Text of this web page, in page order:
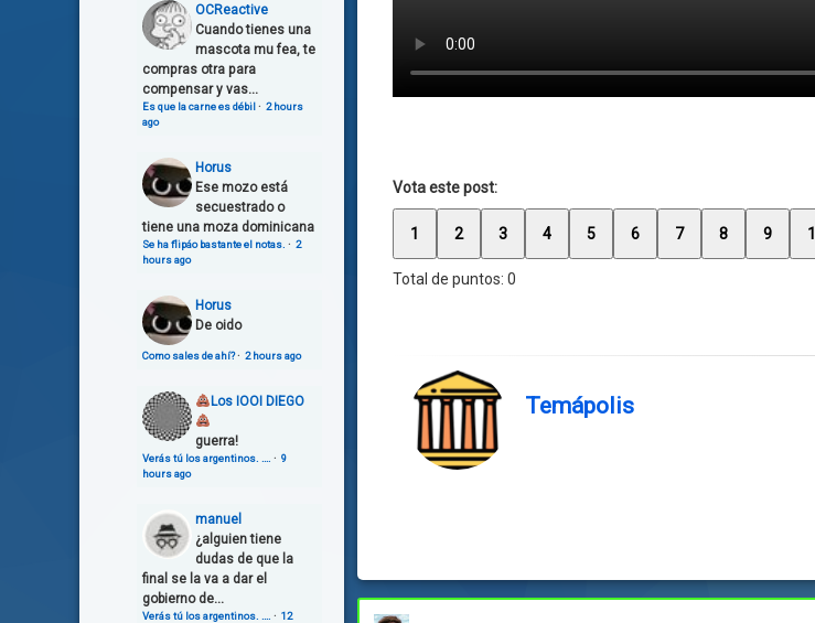
Vota este post:
1 2 3 4 5 6 7 8 9
Total de puntos: 0
Temápolis
OCReactive
Cuando tienes una
mascota mu fea, te
compras otra para
compensar y vas...
Es que la carne es débil· 2 hours
ago
Horus
Ese mozo está
secuestrado o
tiene una moza dominicana
Se ha flipáo bastante el notas. · 2
hours ago
Horus
De oido
Como sales de ahí?· 2 hours ago
Los IOOI DIEGO
guerra!
Verás tú los argentinos. …. · 9
hours ago
manuel
¿alguien tiene
dudas de que la
final se la va a dar el
gobierno de...
Verás tú los argentinos. …. · 12